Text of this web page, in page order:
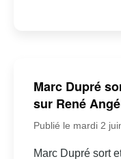
Marc Dupré
sur René
Publié le mardi 2
Marc Dupré sort